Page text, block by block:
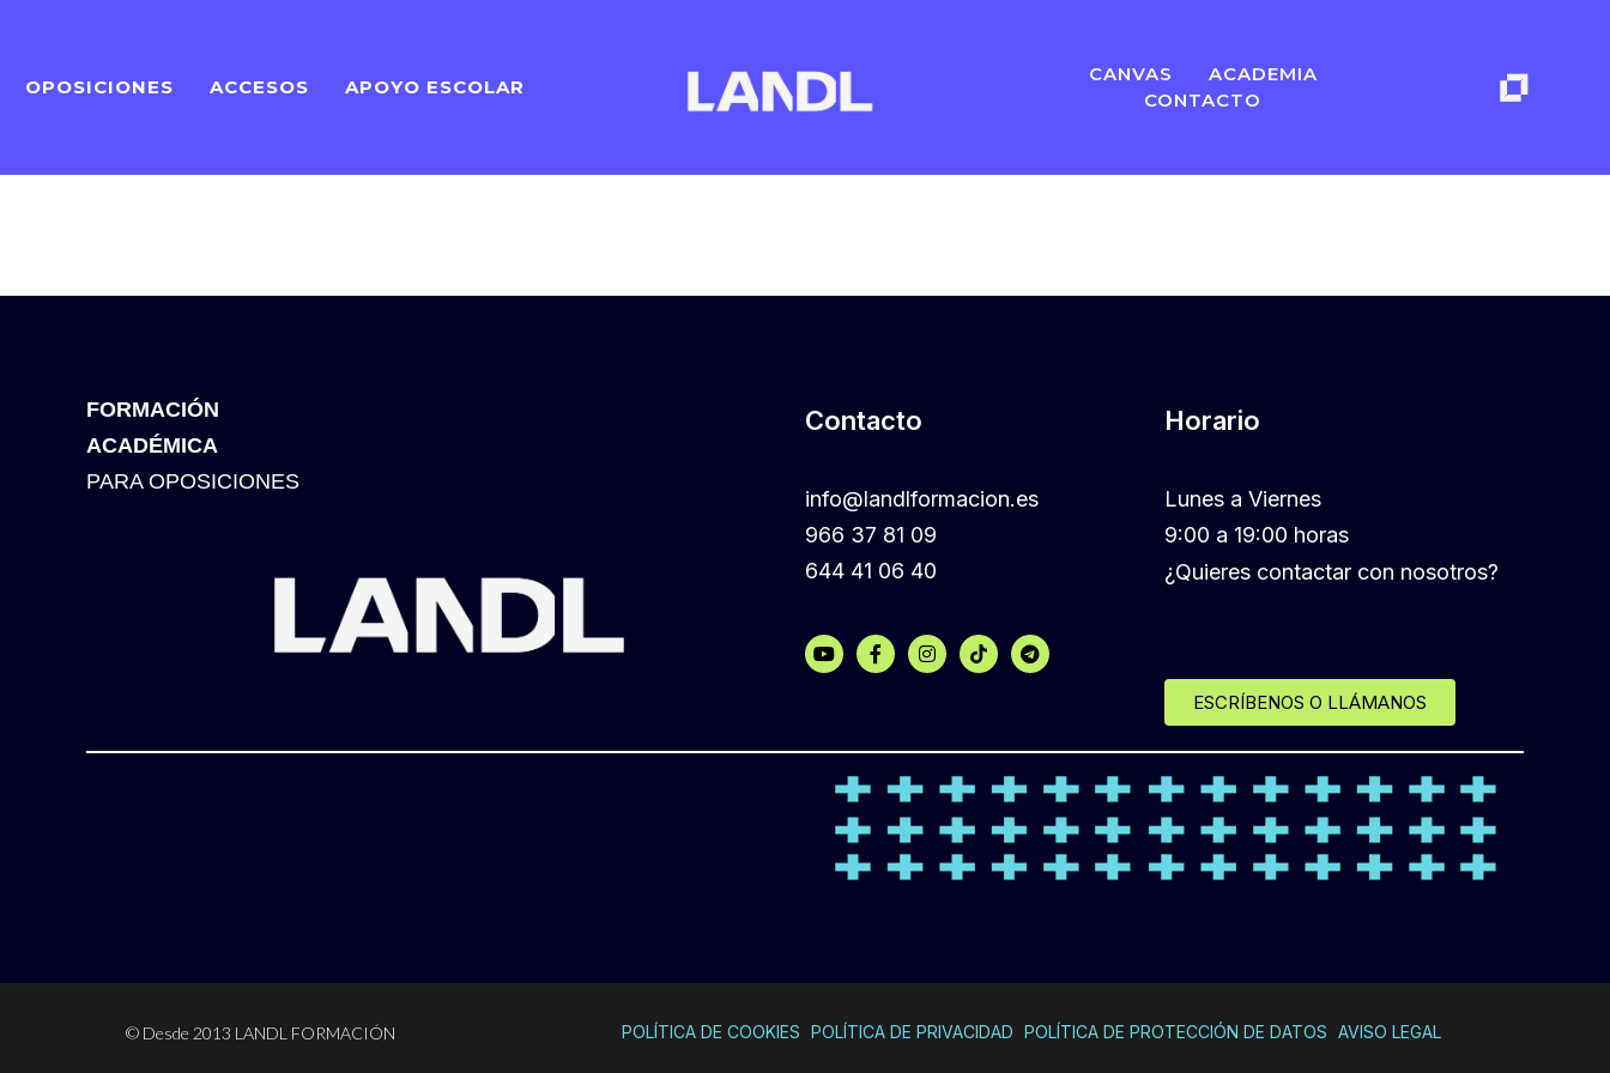
OPOSICIONES ACCESOS APOYO ESCOLAR
CANVAS
ACADEMIA
CONTACTO
FORMACIÓN
ACADÉMICA
PARA OPOSICIONES
Contacto
info@landlformacion.es
966 37 81 09
644 41 06 40
Horario
Lunes a Viernes
9:00 a 19:00 horas
¿Quieres contactar con nosotros?
ESCRÍBENOS O LLÁMANOS
© Desde 2013 LANDL FORMACIÓN POLÍTICA DE COOKIES POLÍTICA DE PRIVACIDAD POLÍTICA DE PROTECCIÓN DE DATOS AVISO LEGAL